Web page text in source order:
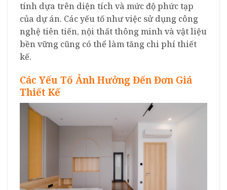
tính dựa trên diện tích và mức độ phức tạp
của dự án. Các yếu tố như việc sử dụng công
nghệ tiên tiến, nội thất thông minh và vật liệu
bền vững cũng có thể làm tăng chi phí thiết
kế.
Các Yếu Tố Ảnh Hưởng Đến Đơn Giá
Thiết Kế